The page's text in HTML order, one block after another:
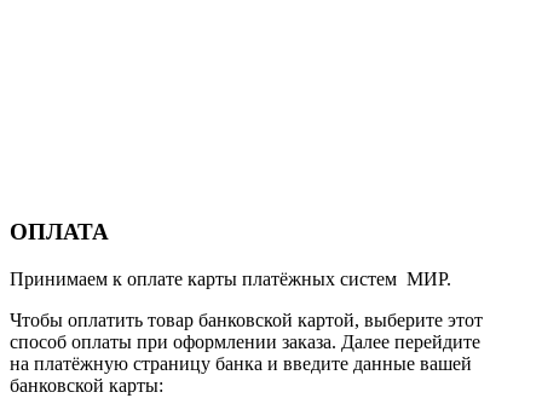
ОПЛАТА
Принимаем к оплате карты платёжных систем МИР.
Чтобы оплатить товар банковской картой, выберите этот
способ оплаты при оформлении заказа. Далее перейдите
на платёжную страницу банка и введите данные вашей
банковской карты: